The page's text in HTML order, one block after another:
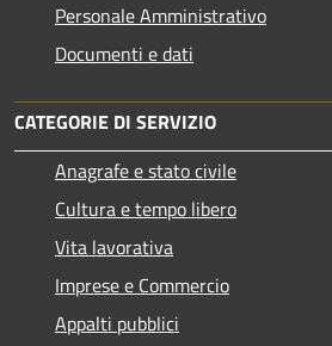
Personale Amministrativo
Documenti e dati
CATEGORIE DI SERVIZIO
Anagrafe e stato civile
Cultura e tempo libero
Vita lavorativa
Imprese e Commercio
Appalti pubblici